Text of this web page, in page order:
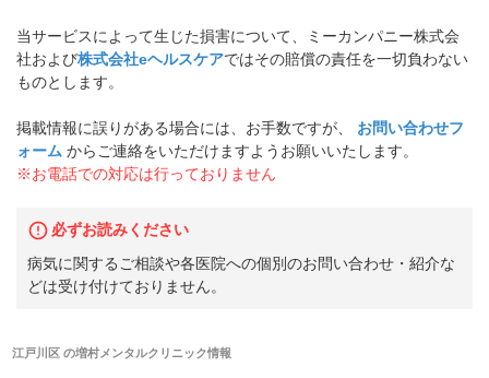
当サービスによって生じた損害について、ミーカンパニー株式会
社および株式会社eヘルスケアではその賠償の責任を一切負わない
ものとします。
掲載情報に誤りがある場合には、お手数ですが、
お問い合わせフ
ォーム からご連絡をいただけますようお願いいたします。
※お電話での対応は行っておりません
必ずお読みください
病気に関するご相談や各医院への個別のお問い合わせ・紹介な
どは受け付けておりません。
江戸川区の増村メンタルクリニック情報